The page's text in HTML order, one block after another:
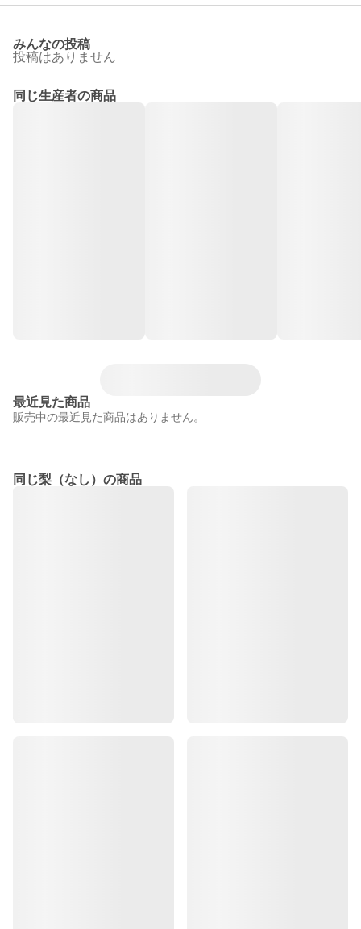
みんなの投稿
投稿はありません
同じ生産者の商品
最近見た商品
販売中の最近見た商品はありません。
同じ梨（なし）の商品